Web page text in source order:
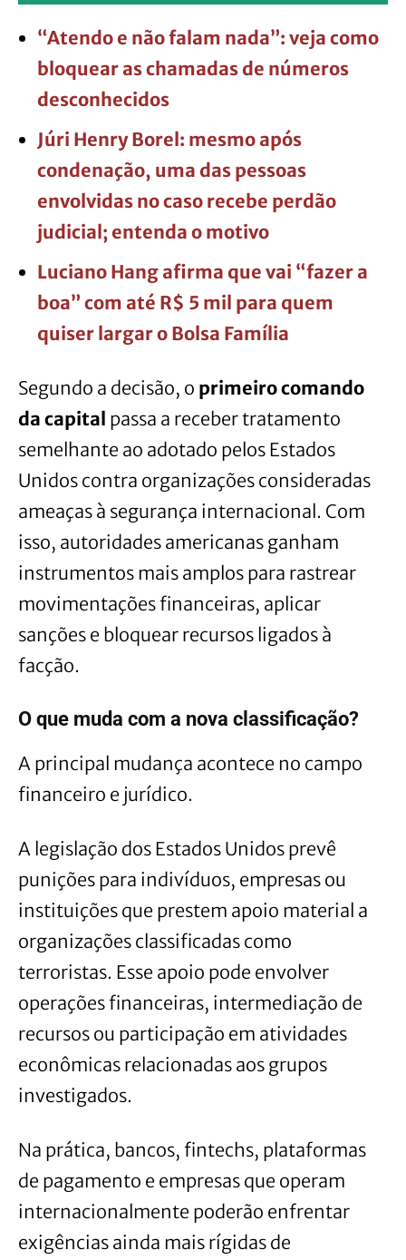
“Atendo e não falam nada”: veja como
bloquear as chamadas de números
desconhecidos
Júri Henry Borel: mesmo após
condenação, uma das pessoas
envolvidas no caso recebe perdão
judicial; entenda o motivo
Luciano Hang afirma que vai “fazer a
boa” com até R$ 5 mil para quem
quiser largar o Bolsa Família
Segundo a decisão, o primeiro comando
da capital passa a receber tratamento
semelhante ao adotado pelos Estados
Unidos contra organizações consideradas
ameaças à segurança internacional. Com
isso, autoridades americanas ganham
instrumentos mais amplos para rastrear
movimentações financeiras, aplicar
sanções e bloquear recursos ligados à
facção.
O que muda com a nova classificação?
A principal mudança acontece no campo
financeiro e jurídico.
A legislação dos Estados Unidos prevê
punições para indivíduos, empresas ou
instituições que prestem apoio material a
organizações classificadas como
terroristas. Esse apoio pode envolver
operações financeiras, intermediação de
recursos ou participação em atividades
econômicas relacionadas aos grupos
investigados.
Na prática, bancos, fintechs, plataformas
de pagamento e empresas que operam
internacionalmente poderão enfrentar
exigências ainda mais rígidas de